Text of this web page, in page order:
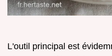
L'outil principal est